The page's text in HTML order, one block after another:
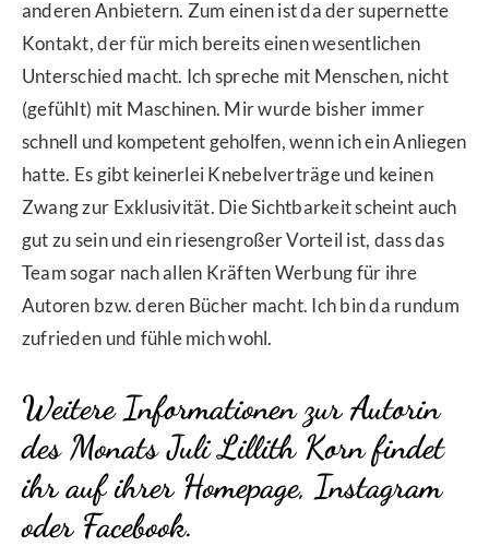
anderen Anbietern. Zum einen ist da der supernette
Kontakt, der für mich bereits einen wesentlichen
Unterschied macht. Ich spreche mit Menschen, nicht
(gefühlt) mit Maschinen. Mir wurde bisher immer
schnell und kompetent geholfen, wenn ich ein Anliegen
hatte. Es gibt keinerlei Knebelverträge und keinen
Zwang zur Exklusivität. Die Sichtbarkeit scheint auch
gut zu sein und ein riesengroßer Vorteil ist, dass das
Team sogar nach allen Kräften Werbung für ihre
Autoren bzw. deren Bücher macht. Ich bin da rundum
zufrieden und fühle mich wohl.
Weitere Informationen zur Autorin
des Monats Juli Lillith Korn findet
ihr auf ihrer Homepage, Instagram
oder Facebook.